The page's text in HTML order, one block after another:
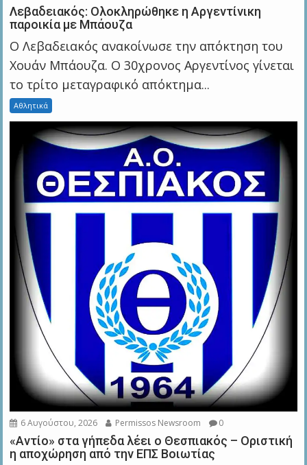
Λεβαδειακός: Ολοκληρώθηκε η Αργεντίνικη
παροικία με Μπάουζα
Ο Λεβαδειακός ανακοίνωσε την απόκτηση του
Χουάν Μπάουζα. Ο 30χρονος Αργεντίνος γίνεται
το τρίτο μεταγραφικό απόκτημα...
Αθλητικά
6 Αυγούστου, 2026 Permissos Newsroom 0
«Αντίο» στα γήπεδα λέει ο Θεσπιακός – Οριστική
η αποχώρηση από την ΕΠΣ Βοιωτίας